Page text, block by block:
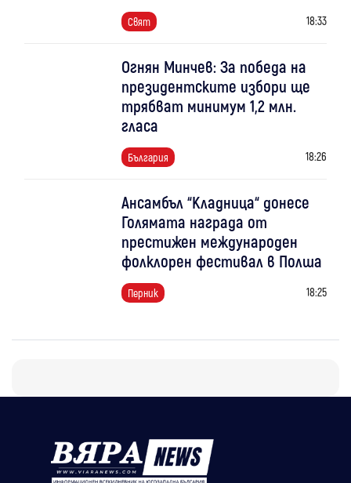
Свят 18:33
Огнян Минчев: За победа на
президентските избори ще
трябват минимум 1,2 млн.
гласа
България 18:26
Ансамбъл “Кладница“ донесе
Голямата награда от
престижен международен
фолклорен фестивал в Полша
Перник 18:25